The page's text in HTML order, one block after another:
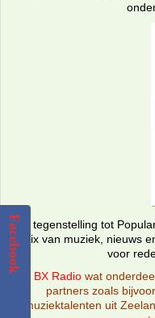
In tegenstelling tot
mix van muziek, nieuws
voor
BX Radio wat
partners zoals
muziektalenten uit
Facebook